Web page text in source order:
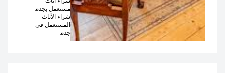
مستعمل بجدة,
شراء الأثاث
المستعمل في
جدة,